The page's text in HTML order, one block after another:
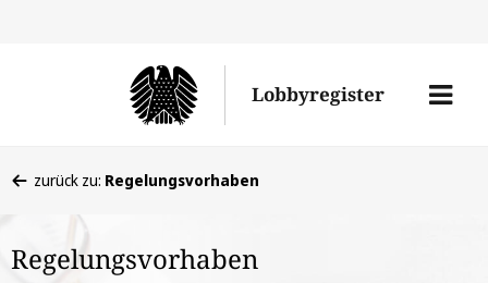
Lobbyregister
Menü
befinden
hier:
zurück zu: Regelungsvorhaben
Regelungsvorhaben